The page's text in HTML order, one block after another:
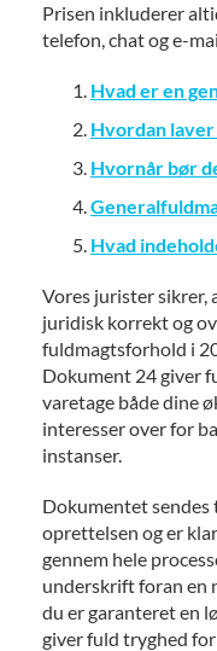
Prisen inkluderer
telefon, chat og e-
Hvad er en
Hvordan
Hvornår bør
Hvad
Vores jurister sikrer,
juridisk korrekt og
fuldmagtsforhold i
Dokument 24 giver
varetage både dine
interesser over for
instanser.
Dokumentet
oprettelsen og er
gennem hele
underskrift foran en
du er garanteret en
giver fuld tryghed